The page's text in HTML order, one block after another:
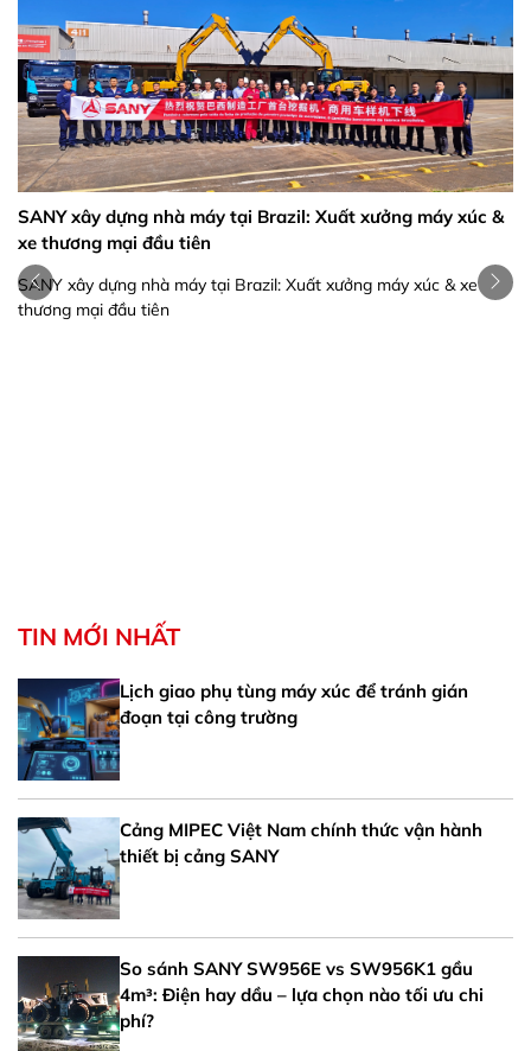
SANY xây dựng nhà máy tại Brazil: Xuất xưởng máy xúc &
xe thương mại đầu tiên
SANY xây dựng nhà máy tại Brazil: Xuất xưởng máy xúc & xe
thương mại đầu tiên
TIN MỚI NHẤT
Lịch giao phụ tùng máy xúc để tránh gián
đoạn tại công trường
Cảng MIPEC Việt Nam chính thức vận hành
thiết bị cảng SANY
So sánh SANY SW956E vs SW956K1 gầu
4m³: Điện hay dầu – lựa chọn nào tối ưu chi
phí?